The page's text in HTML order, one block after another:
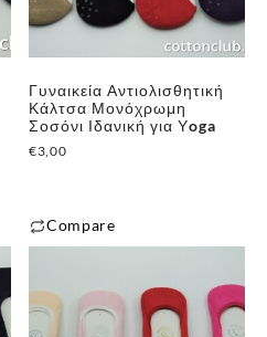
Γυναικεία Αντιολισθητική
Κάλτσα Μονόχρωμη
Σοσόνι Ιδανική για Υoga
€3,00
Compare